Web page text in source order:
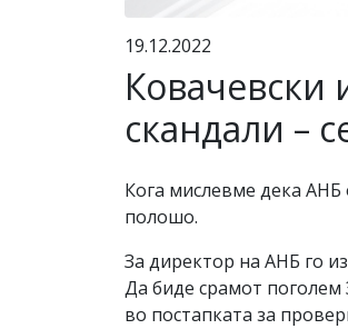
19.12.2022
Ковачевски
скандали –
Кога мислевме дека
полошо.
За директор на АНБ го
Да биде срамот
во постапката за